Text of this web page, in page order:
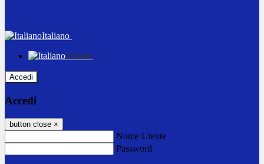
Italiano
Italiano
Accedi
Accedi
button close ×
Nome Utente
Password